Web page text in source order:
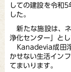
しての建設を令和
した。
新たな施設は、
浄化センター」と
Kanadevia成田
かせない生活イン
てまいります。